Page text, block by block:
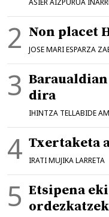
ASIER AIZPURUA
Non placet
JOSE MARI ESPARZA
dira
IHINTZA TELLABIDE
Txertaketa
IRATI MUJIKA LARRETA
Etsipena